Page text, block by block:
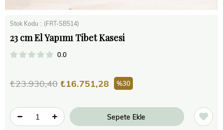
Stok Kodu (FRT-SB514)
23 cm El Yapımı Tibet Kasesi
0.0
₺23.930,40 ₺16.751,28 30